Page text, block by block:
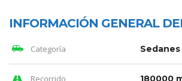
INFORMACIÓN GENERAL
Categoría Sedanes
Recorrido 180000